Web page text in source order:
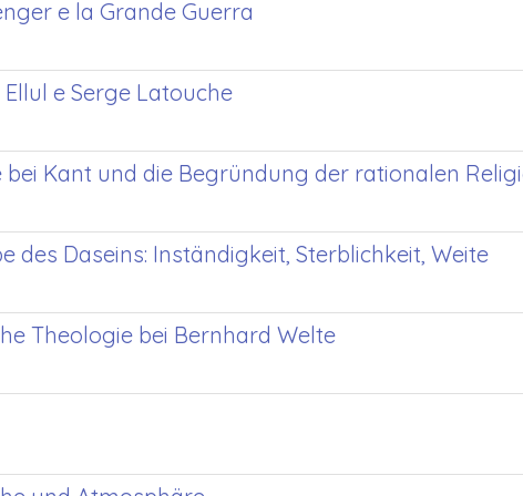
e la Grande Guerra
e Serge Latouche
bei Kant und die Begründung der rationalen
des Daseins: Inständigkeit, Sterblichkeit, Weite
Theologie bei Bernhard Welte